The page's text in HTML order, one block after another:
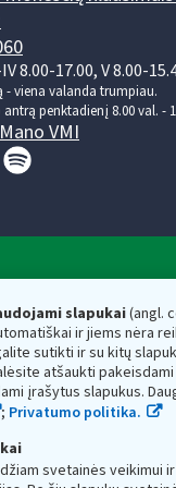
slapukai(angl.
ir jiems nėra
sutikti ir su kitų
atšaukti
įrašytus slapukus.
; Privatumo politika.
svetainės veikimui
8.00-17.00, V 8.00-
- viena valanda trumpiau.
penktadienį 8.00 val. -
Mano VMI
ministerijos
asmens kodas —
osios g. 14, 01107 Vilnius,
dėžutės adresas
mokesčių inspekciją
ministerijos kaupiami ir